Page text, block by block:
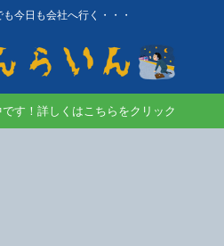
今日も会社へ行く・・・
す！詳しくはこちらをクリック